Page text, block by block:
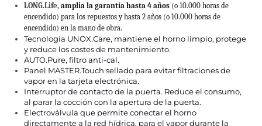
LONG.Life, amplia la garantía hasta 4 años (o 10.000 horas de
encendido) para los repuestos y hasta 2 años (o 10.000 horas de
encendido) en la mano de obra.
Tecnología UNOX.Care, mantiene el horno limpio, protege
y reduce los costes de mantenimiento.
AUTO.Pure, filtro anti-cal.
Panel MASTER.Touch sellado para evitar filtraciones de
vapor en la tarjeta electrónica.
Interruptor de contacto de la puerta. Reduce el consumo,
al parar la cocción con la apertura de la puerta.
Electroválvula que permite conectar el horno
directamente a la red hídrica, para el vapor durante la